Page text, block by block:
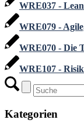
WRE037 -
WRE079 -
WRE070 - Die
WRE107 -
Kategorien